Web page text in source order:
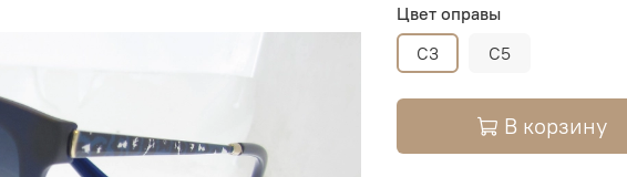
Цвет оправы
C3
C5
В корзину